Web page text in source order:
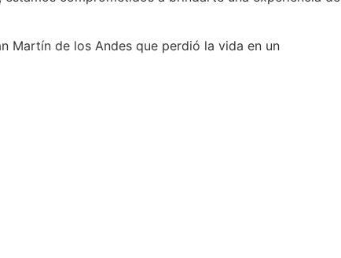
Martín de los Andes que perdió la vida en un